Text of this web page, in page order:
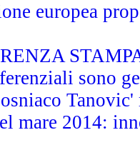
europea
sono
mare 2014: